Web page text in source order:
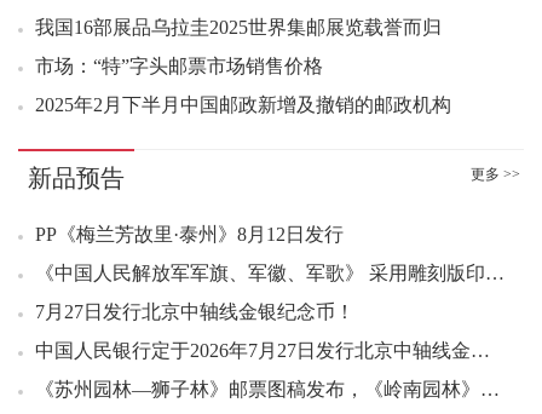
我国16部展品乌拉圭2025世界集邮展览载誉而归
市场：“特”字头邮票市场销售价格
2025年2月下半月中国邮政新增及撤销的邮政机构
新品预告 更多 >>
PP《梅兰芳故里·泰州》8月12日发行
《中国人民解放军军旗、军徽、军歌》 采用雕刻版印刷，实物高清图，8月1日发行
7月27日发行北京中轴线金银纪念币！
中国人民银行定于2026年7月27日发行北京中轴线金银纪念币一套
《苏州园林—狮子林》邮票图稿发布，《岭南园林》邮票要“发贺电”